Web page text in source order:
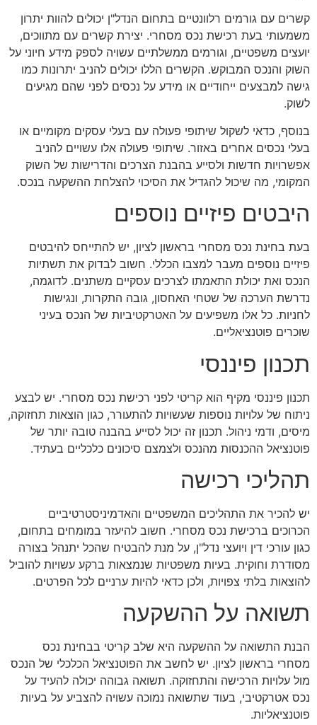
קשרים עם גורמים רלוונטיים בתחום הנדל"ן יכולים להוות יתרון
משמעותי בעת רכישת נכס מסחרי. יצירת קשרים עם מתווכים,
יועצים משפטיים, וגורמים ממשלתיים עשויה לספק מידע חיוני על
השוק והנכס המבוקש. הקשרים הללו יכולים להניב יתרונות כמו
גישה למבצעים ייחודיים או מידע על נכסים לפני שהם מגיעים
לשוק.
בנוסף, כדאי לשקול שיתופי פעולה עם בעלי עסקים מקומיים או
בעלי נכסים אחרים באזור. שיתופי פעולה אלו עשויים להניב
אפשרויות חדשות ולסייע בהבנת הצרכים והדרישות של השוק
המקומי, מה שיכול להגדיל את הסיכוי להצלחת ההשקעה בנכס.
היבטים פיזיים נוספים
בעת בחינת נכס מסחרי בראשון לציון, יש להתייחס להיבטים
פיזיים נוספים מעבר למצבו הכללי. חשוב לבדוק את תשתיות
הנכס ואת יכולת התאמתו לצרכים עסקיים משתנים. לדוגמה,
נדרשת הערכה של שטחי האחסון, גובה התקרות, ונגישות
לחניות. כל אלו משפיעים על האטרקטיביות של הנכס בעיני
שוכרים פוטנציאליים.
תכנון פיננסי
תכנון פיננסי מקיף הוא קריטי לפני רכישת נכס מסחרי. יש לבצע
ניתוח של עלויות נוספות שעשויות להתעורר, כגון הוצאות תחזוקה,
מיסים, ודמי ניהול. תכנון זה יכול לסייע בהבנה טובה יותר של
פוטנציאל ההכנסות מהנכס ולצמצם סיכונים כלכליים בעתיד.
תהליכי רכישה
יש להכיר את התהליכים המשפטיים והאדמיניסטרטיביים
הכרוכים ברכישת נכס מסחרי. חשוב להיעזר במומחים בתחום,
כגון עורכי דין ויועצי נדל"ן, על מנת להבטיח שהכל יתנהל בצורה
מסודרת וחוקית. בעיות משפטיות שנמצאות ברקע עשויות להוביל
להוצאות בלתי צפויות, ולכן כדאי להיות ערניים לכל הפרטים.
תשואה על ההשקעה
הבנת התשואה על ההשקעה היא שלב קריטי בבחינת נכס
מסחרי בראשון לציון. יש לחשב את הפוטנציאל הכלכלי של הנכס
מול עלויות הרכישה והתחזוקה. תשואה גבוהה יכולה להעיד על
נכס אטרקטיבי, בעוד שתשואה נמוכה עשויה להצביע על בעיות
פוטנציאליות.